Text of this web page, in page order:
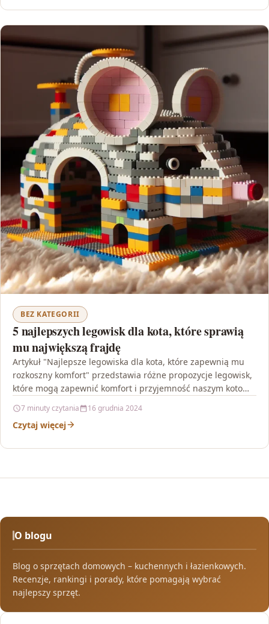
BEZ KATEGORII
5 najlepszych legowisk dla kota, które sprawią
mu największą frajdę
Artykuł "Najlepsze legowiska dla kota, które zapewnią mu
rozkoszny komfort" przedstawia różne propozycje legowisk,
które mogą zapewnić komfort i przyjemność naszym kotom.
7 minuty czytania 16 grudnia 2024
Czytaj więcej
O blogu
Blog o sprzętach domowych – kuchennych i łazienkowych.
Recenzje, rankingi i porady, które pomagają wybrać
najlepszy sprzęt.